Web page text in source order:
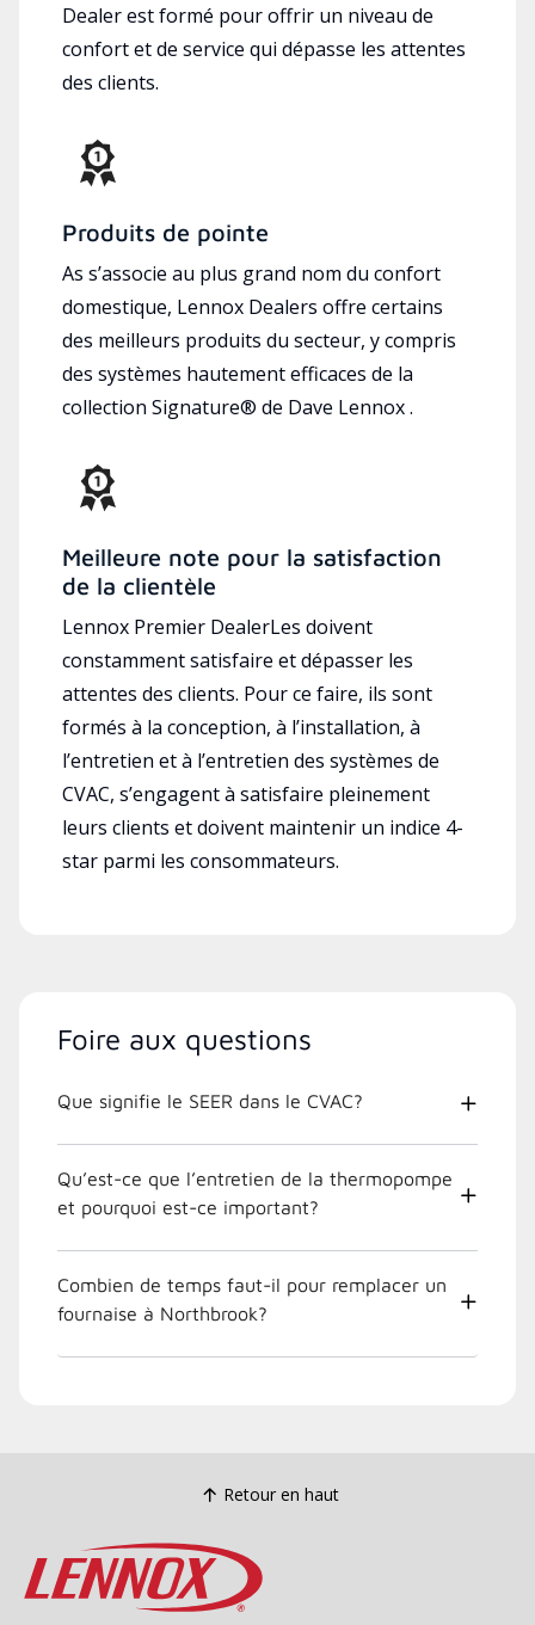
Dealer est formé pour offrir un niveau de
confort et de service qui dépasse les attentes
des clients.
Produits de pointe
As s’associe au plus grand nom du confort
domestique, Lennox Dealers offre certains
des meilleurs produits du secteur, y compris
des systèmes hautement efficaces de la
collection Signature® de Dave Lennox .
Meilleure note pour la satisfaction
de la clientèle
Lennox Premier DealerLes doivent
constamment satisfaire et dépasser les
attentes des clients. Pour ce faire, ils sont
formés à la conception, à l’installation, à
l’entretien et à l’entretien des systèmes de
CVAC, s’engagent à satisfaire pleinement
leurs clients et doivent maintenir un indice 4-
star parmi les consommateurs.
Foire aux questions
Que signifie le SEER dans le CVAC?
Qu’est-ce que l’entretien de la thermopompe
et pourquoi est-ce important?
Combien de temps faut-il pour remplacer un
fournaise à Northbrook?
Retour en haut